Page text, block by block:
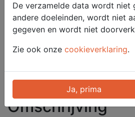
51616
Gezellig
Omschrijving
De verzamelde data wordt niet
andere doeleinden, wordt niet
gegeven en wordt niet
Zie ook onze cookieverklaring.
Ja, prima